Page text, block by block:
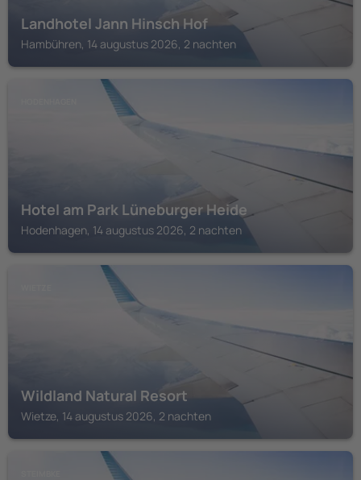
Landhotel Jann Hinsch Hof
Hambühren, 14 augustus 2026, 2 nachten
Hotel am Park Lüneburger Heide
Hodenhagen, 14 augustus 2026, 2 nachten
Wildland Natural Resort
Wietze, 14 augustus 2026, 2 nachten